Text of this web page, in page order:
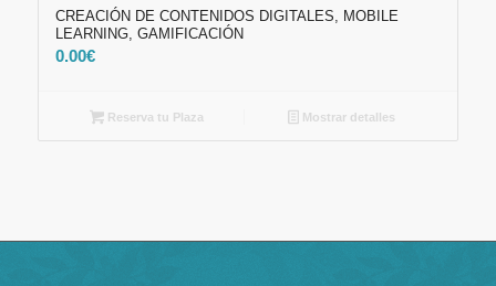
CREACIÓN DE CONTENIDOS DIGITALES, MOBILE
LEARNING, GAMIFICACIÓN
0.00€
Reserva tu Plaza Mostrar detalles